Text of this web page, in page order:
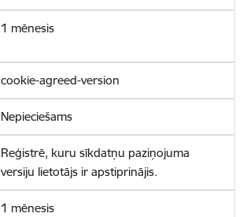
1 mēnesis
cookie-agreed-version
Nepieciešams
Reģistrē, kuru sīkdatņu paziņojuma
versiju lietotājs ir apstiprinājis.
1 mēnesis